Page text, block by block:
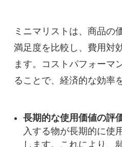
ミニマリストは、商品の
満足度を比較し、費用対
ます。コストパフォーマ
ることで、経済的な効率
長期的な使用価値の評
入する物が長期的に使
します。これにより、